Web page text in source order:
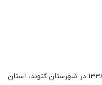
قیصر امین‌پور (متولد ۲ اردیبهشت ۱۳۳۸ در شهرستان گتوند، استان